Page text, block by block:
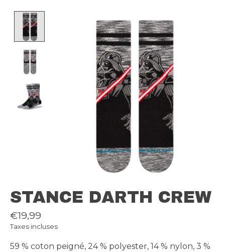
STANCE DARTH CREW
€19,99
Taxes incluses
59 % coton peigné, 24 % polyester, 14 % nylon, 3 %